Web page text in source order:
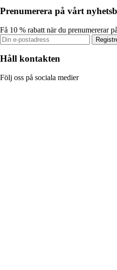
Prenumerera på vårt
Få 10 % rabatt när du prenumererar
Håll kontakten
Följ oss på sociala medier